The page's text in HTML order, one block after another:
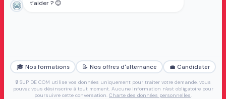
Formation continue
Validation d'acquis
PERSONNELLES
TRAVAILLER A SUP'DE COM
FORMULAIRE
DE RÉCLAMATION
t’aider ? 😊
🎓 Nos formations 📝 Nos offres d'alternance 💼 Candidater
🔒 SUP DE COM utilise vos données uniquement pour traiter votre demande, vous
pouvez vous désinscrire à tout moment. Aucune information n'est obligatoire pour
poursuivre cette conversation. Charte des données personnelles.